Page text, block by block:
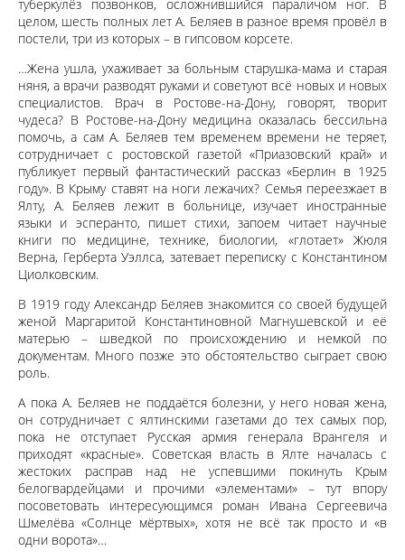
туберкулёз позвонков, осложнившийся параличом ног. В
целом, шесть полных лет А. Беляев в разное время провёл в
постели, три из которых – в гипсовом корсете.
…Жена ушла, ухаживает за больным старушка-мама и старая
няня, а врачи разводят руками и советуют всё новых и новых
специалистов. Врач в Ростове-на-Дону, говорят, творит
чудеса? В Ростове-на-Дону медицина оказалась бессильна
помочь, а сам А. Беляев тем временем времени не теряет,
сотрудничает с ростовской газетой «Приазовский край» и
публикует первый фантастический рассказ «Берлин в 1925
году». В Крыму ставят на ноги лежачих? Семья переезжает в
Ялту, А. Беляев лежит в больнице, изучает иностранные
языки и эсперанто, пишет стихи, запоем читает научные
книги по медицине, технике, биологии, «глотает» Жюля
Верна, Герберта Уэллса, затевает переписку с Константином
Циолковским.
В 1919 году Александр Беляев знакомится со своей будущей
женой Маргаритой Константиновной Магнушевской и её
матерью – шведкой по происхождению и немкой по
документам. Много позже это обстоятельство сыграет свою
роль.
А пока А. Беляев не поддаётся болезни, у него новая жена,
он сотрудничает с ялтинскими газетами до тех самых пор,
пока не отступает Русская армия генерала Врангеля и
приходят «красные». Советская власть в Ялте началась с
жестоких расправ над не успевшими покинуть Крым
белогвардейцами и прочими «элементами» – тут впору
посоветовать интересующимся роман Ивана Сергеевича
Шмелёва «Солнце мёртвых», хотя не всё так просто и «в
одни ворота»…